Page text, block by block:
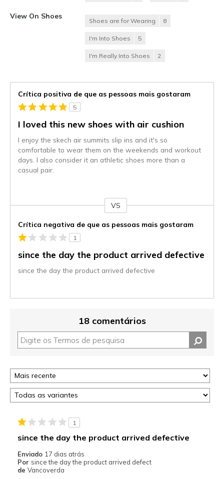
View On Shoes
Shoes are for Wearing 8
I'm Into Shoes 5
I'm Really Into Shoes 2
Crítica positiva de que as pessoas mais gostaram
5
I loved this new shoes with air cushion
I enjoy the skech air summits slip ins and it's so
comfortable to wear them on the weekends and workout
days. I also consider it an athletic shoes more than a
casual pair.
VS
Crítica negativa de que as pessoas mais gostaram
1
since the day the product arrived defective
since the day the product arrived defective
18 comentários
1
since the day the product arrived defective
Enviado 17 dias atrás
Por since the day the product arrived defect
de Vancoverda